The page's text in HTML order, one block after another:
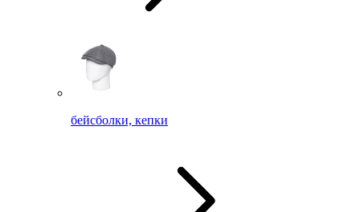
бейсболки, кепки